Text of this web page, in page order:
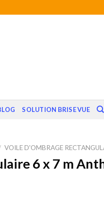
SOLUTION BRISE VUE
VOILE D'OMBRAGE
6 x 7 m